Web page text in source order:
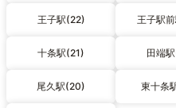
王子駅(22) 王子駅
十条駅(21) 田端
尾久駅(20) 東十条